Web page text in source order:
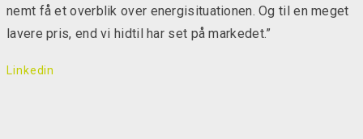
nemt få et overblik over energisituationen. Og til en meget
lavere pris, end vi hidtil har set på markedet.”
Linkedin